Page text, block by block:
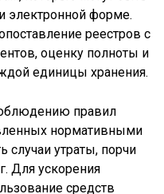
электронной форме.
реестров с
оценку полноты и
единицы хранения.
правил
нормативными
случаи утраты, порчи
Для ускорения
средств